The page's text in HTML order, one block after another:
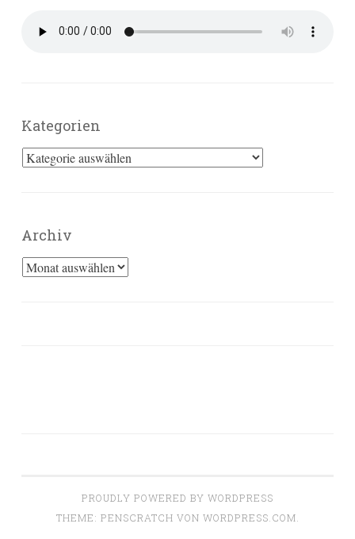
Kategorien
Kategorien
Archiv
Archiv
PROUDLY POWERED BY WORDPRESS
THEME: PENSCRATCH VON WORDPRESS.COM